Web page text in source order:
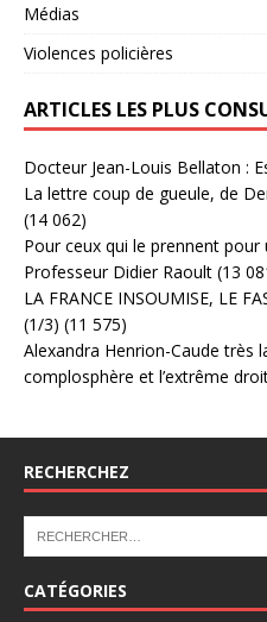
Médias
Violences policières
ARTICLES LES PLUS
Docteur Jean-Louis Bellaton :
La lettre coup de gueule, de
(14 062)
Pour ceux qui le prennent pour
Professeur Didier Raoult (13
LA FRANCE INSOUMISE, LE
(1/3) (11 575)
Alexandra Henrion-Caude très
complosphère et l’extrême
RECHERCHEZ
CATÉGORIES